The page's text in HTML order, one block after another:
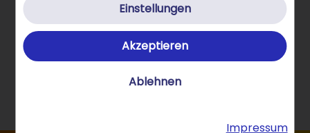
Einstellungen
Akzeptieren
Ablehnen
Impressum
Impressum
Verträge hier kündigen